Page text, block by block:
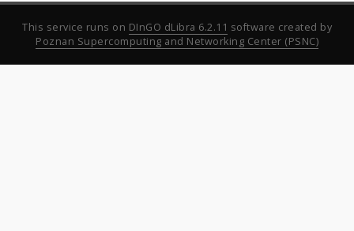
This service runs on DInGO dLibra 6.2.11 software created by
Poznan Supercomputing and Networking Center (PSNC)